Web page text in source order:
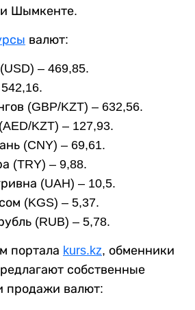
Шымкенте.
валют:
– 469,85.
(GBP/KZT) – 632,56.
KZT) – 127,93.
(CNY) – 69,61.
(TRY) – 9,88.
(UAH) – 10,5.
(KGS) – 5,37.
(RUB) – 5,78.
портала kurs.kz, обменники
собственные
продажи валют: